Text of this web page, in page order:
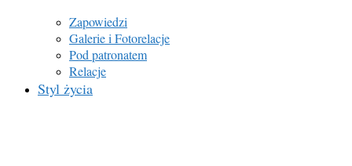
Zapowiedzi
Galerie i Fotorelacje
Pod patronatem
Relacje
Styl życia